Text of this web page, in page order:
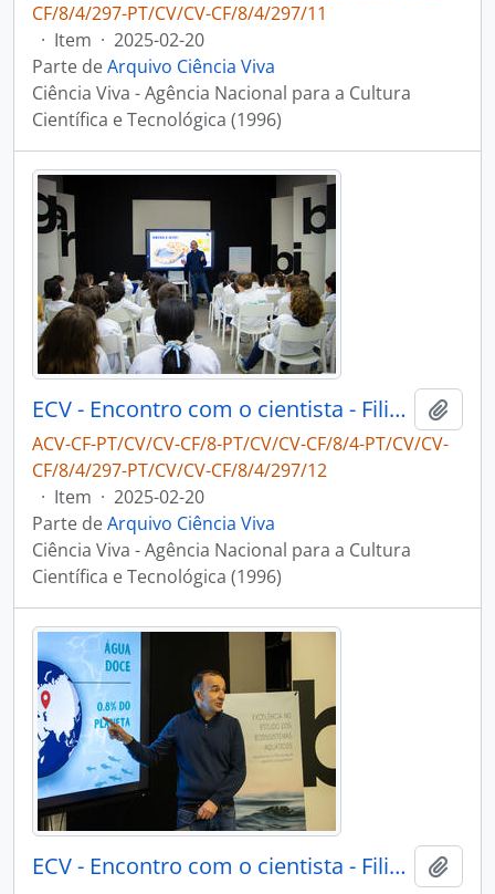
CF/8/4/297-PT/CV/CV-CF/8/4/297/11
· Item · 2025-02-20
Parte deArquivo Ciência Viva
Ciência Viva - Agência Nacional para a Cultura
Científica e Tecnológica (1996)
ECV - Encontro com o cientista - Filipe Ribeiro e Diogo Ribeiro
ACV-CF-PT/CV/CV-CF/8-PT/CV/CV-CF/8/4-PT/CV/CV-
CF/8/4/297-PT/CV/CV-CF/8/4/297/12
· Item · 2025-02-20
Parte deArquivo Ciência Viva
Ciência Viva - Agência Nacional para a Cultura
Científica e Tecnológica (1996)
ECV - Encontro com o cientista - Filipe Ribeiro e Diogo Ribeiro